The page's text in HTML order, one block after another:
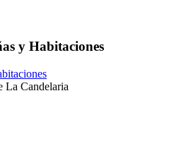
y Habitaciones
La Candelaria